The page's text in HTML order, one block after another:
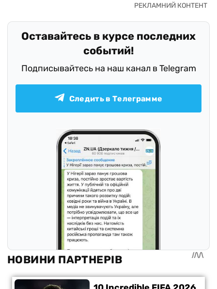
Оставайтесь в курсе последних
событий!
Подписывайтесь на наш канал в Telegram
Следить в Телеграмме